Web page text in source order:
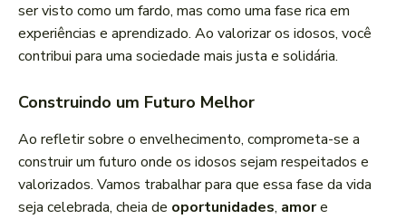
ser visto como um fardo, mas como uma fase rica em
experiências e aprendizado. Ao valorizar os idosos, você
contribui para uma sociedade mais justa e solidária.
Construindo um Futuro Melhor
Ao refletir sobre o envelhecimento, comprometa-se a
construir um futuro onde os idosos sejam respeitados e
valorizados. Vamos trabalhar para que essa fase da vida
seja celebrada, cheia de oportunidades, amore